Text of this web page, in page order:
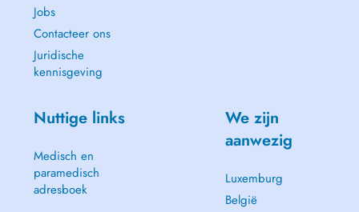
Jobs
Contacteer ons
Juridische
kennisgeving
Nuttige links
Medisch en
paramedisch
adresboek
We zijn
aanwezig
Luxemburg
België